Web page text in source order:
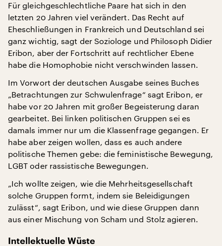
Für gleichgeschlechtliche Paare hat sich in den
letzten 20 Jahren viel verändert. Das Recht auf
Eheschließungen in Frankreich und Deutschland sei
ganz wichtig, sagt der Soziologe und Philosoph Didier
Eribon, aber der Fortschritt auf rechtlicher Ebene
habe die Homophobie nicht verschwinden lassen.
Im Vorwort der deutschen Ausgabe seines Buches
„Betrachtungen zur Schwulenfrage“ sagt Eribon, er
habe vor 20 Jahren mit großer Begeisterung daran
gearbeitet. Bei linken politischen Gruppen sei es
damals immer nur um die Klassenfrage gegangen. Er
habe aber zeigen wollen, dass es auch andere
politische Themen gebe: die feministische Bewegung,
LGBT oder rassistische Bewegungen.
„Ich wollte zeigen, wie die Mehrheitsgesellschaft
solche Gruppen formt, indem sie Beleidigungen
zulässt“, sagt Eribon, und wie diese Gruppen dann
aus einer Mischung von Scham und Stolz agieren.
Intellektuelle Wüste